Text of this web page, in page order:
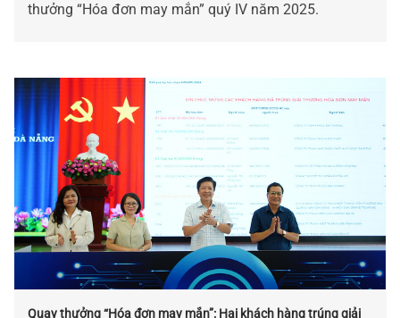
thưởng “Hóa đơn may mắn” quý IV năm 2025.
Quay thưởng “Hóa đơn may mắn”: Hai khách hàng trúng giải